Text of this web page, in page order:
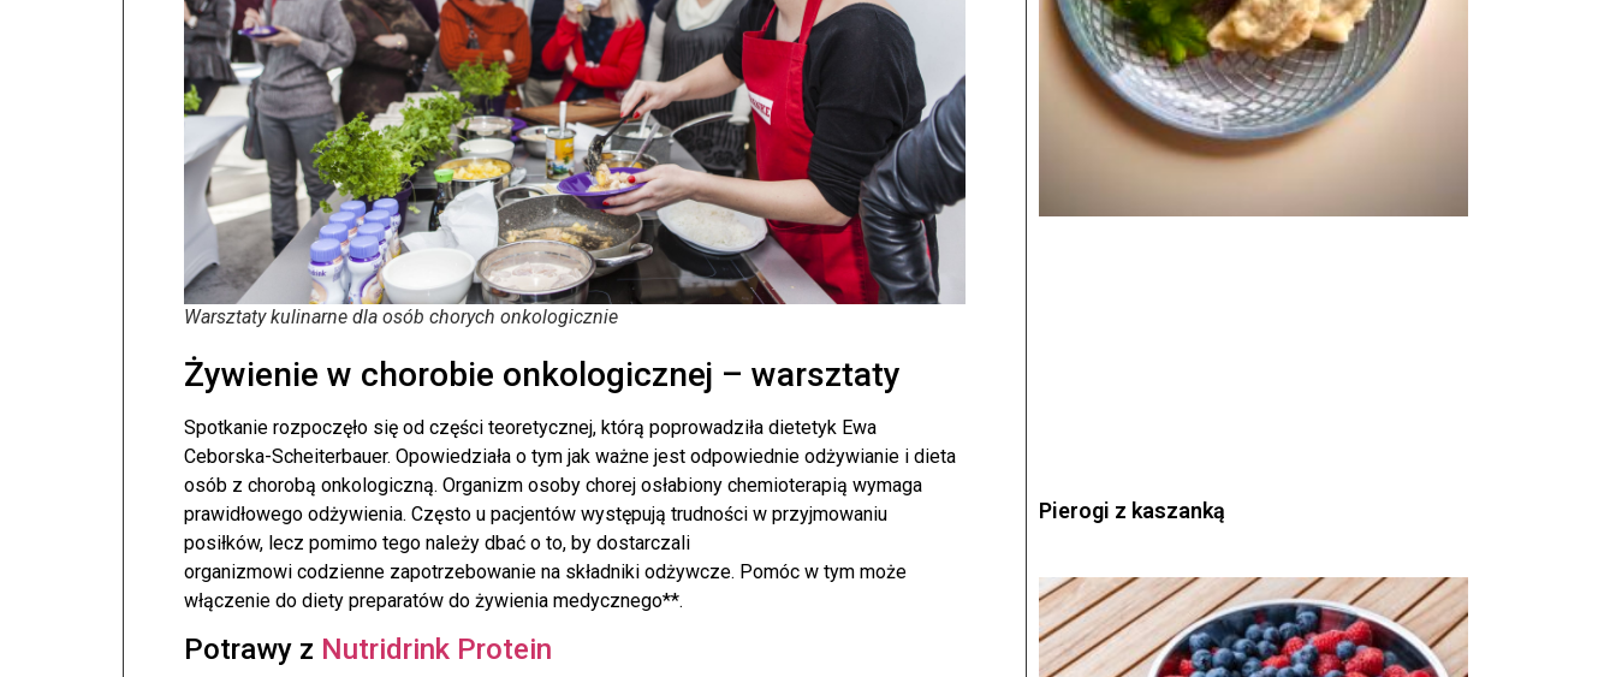
Warsztaty kulinarne dla osób chorych onkologicznie
Żywienie w chorobie onkologicznej – warsztaty
Spotkanie rozpoczęło się od części teoretycznej, którą poprowadziła dietetyk Ewa
Ceborska-Scheiterbauer. Opowiedziała o tym jak ważne jest odpowiednie odżywianie i dieta
osób z chorobą onkologiczną. Organizm osoby chorej osłabiony chemioterapią wymaga
prawidłowego odżywienia. Często u pacjentów występują trudności w przyjmowaniu
posiłków, lecz pomimo tego należy dbać o to, by dostarczali
organizmowi codzienne zapotrzebowanie na składniki odżywcze. Pomóc w tym może
włączenie do diety preparatów do żywienia medycznego**.
Potrawy z Nutridrink Protein
Pierogi z kaszanką